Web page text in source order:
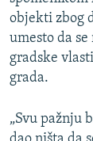
objekti zbog
umesto da
gradske
grada.
„Svu pažnju